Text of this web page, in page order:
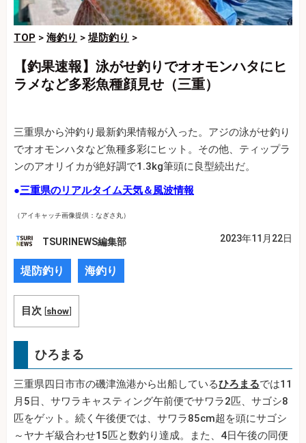
TOP > 海釣り >堤防釣り >
【釣果速報】泳がせ釣りでオオモンハタにヒ
ラメなど多彩魚種顔見せ（三重）
三重県から沖釣り最新釣果情報が入った。アジの泳がせ釣り
でオオモンハタなど魚種多彩にヒット。その他、ティップラ
ンのアオリイカが絶好調で1.3kg筆頭に良型続出だ。
●三重県のリアルタイム天気＆風波情報
（アイキャッチ画像提供：なぎさ丸）
TSURINEWS編集部 2023年11月22日
堤防釣り 海釣り
目次 [show]
ひろまる
三重県四日市市の磯津漁港から出船しているひろまるでは11
月5日、サワラキャスティング午前便でサワラ2匹、サゴシ8
匹をゲット。続く午後便では、サワラ85cm超を頭にサゴシ
～ヤナギ級合わせ15匹と数釣り達成。また、4日午後の同便